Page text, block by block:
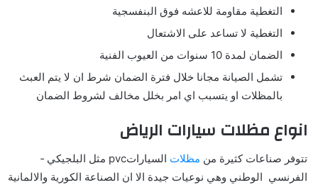
التغطية مقاومة للاعشه فوق البنفسجية
التغطية لا تساعد على الاشتعال
الضمان لمدة 10 سنوات من العيوب الفنية
تشمل الصيانة مجانا خلال فترة الضمان شرط ان لا يتم العبث
بالمظلات او يتسبب اي امر بخلل مخالف لشروط الضمان
انواع مظلات سيارات الرياض
تتوفر صناعات كثيرة من مظلات
السياراتpvc مثل البلجيكي ­
الفرنسي ­ الوطني وهي نوعيات جيدة الا ان الصناعة الكورية والالمانية